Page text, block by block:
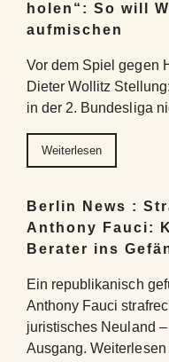
holen“: So will
aufmischen
Vor dem Spiel gegen
Dieter Wollitz
in der 2. Bundesliga
Weiterlesen
Berlin News :
Anthony Fauci:
Berater ins
Ein republikanisch
Anthony Fauci
juristisches Neuland
Ausgang. Weiterlesen